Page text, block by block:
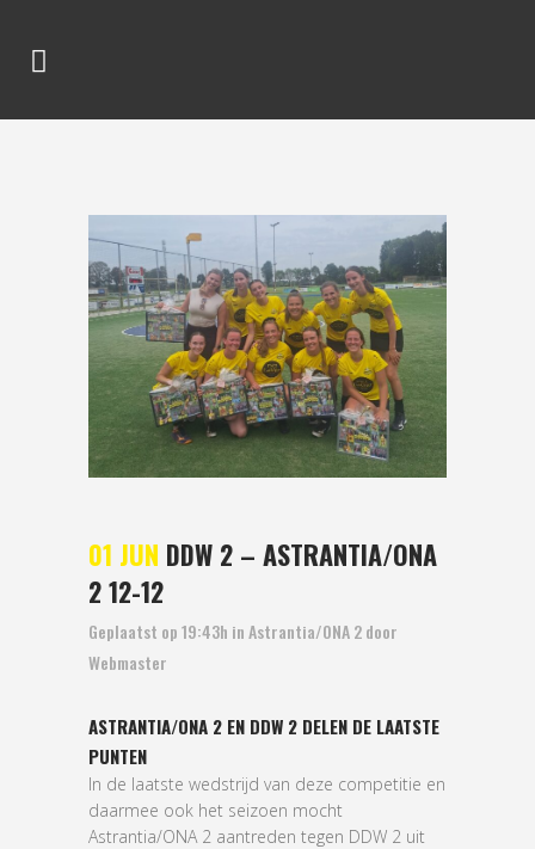
01 JUN DDW 2 – ASTRANTIA/ONA
2 12-12
Geplaatst op 19:43h inAstrantia/ONA 2door
Webmaster
ASTRANTIA/ONA 2 EN DDW 2 DELEN DE LAATSTE
PUNTEN
In de laatste wedstrijd van deze competitie en
daarmee ook het seizoen mocht
Astrantia/ONA 2 aantreden tegen DDW 2 uit